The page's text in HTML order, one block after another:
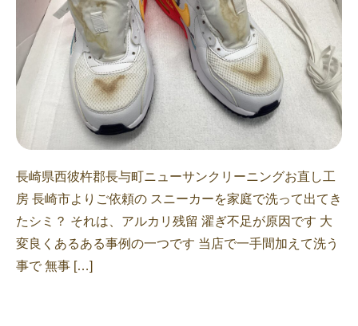
長崎県西彼杵郡長与町ニューサンクリーニングお直し工
房 長崎市よりご依頼の スニーカーを家庭で洗って出てき
たシミ？ それは、アルカリ残留 濯ぎ不足が原因です 大
変良くあるある事例の一つです 当店で一手間加えて洗う
事で 無事 […]